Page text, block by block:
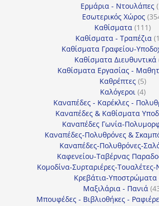
Ερμάρια - Ντουλάπες
Εσωτερικός Χώρος
Καθίσματα 111111
Καθίσματα - Τραπέζια
Καθίσματα Γραφείου-
Καθίσματα Διευθυντικά
Καθίσματα Εργασίας -
Καθρέπτες 55
Καλόγεροι 44
Καναπέδες - Καρέκλες -
Καναπέδες & Καθίσματα
Καναπέδες Γωνία-
Καναπέδες-Πολυθρόνες &
Καναπέδες-Πολυθρόνες-
Καφενείου-Ταβέρνας
Κομοδίνα-Συρταριέρες-
Κρεβάτια-Υποστρώματα
Μαξιλάρια - Πανιά
Μπουφέδες - Βιβλιοθήκες -